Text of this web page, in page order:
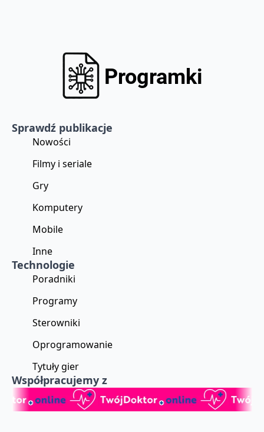
Sprawdź publikacje
Nowości
Filmy i seriale
Gry
Komputery
Mobile
Inne
Technologie
Poradniki
Programy
Sterowniki
Oprogramowanie
Tytuły gier
Współpracujemy z